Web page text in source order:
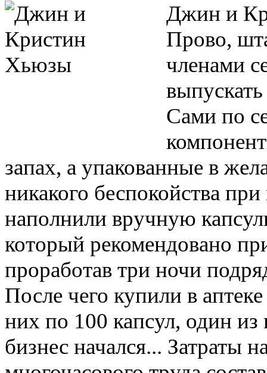
Джин и
Прово,
членами
Сами по
запах, а упакованные в
никакого беспокойства
наполнили вручную
который рекомендовано
проработав три ночи
После чего купили в
них по 100 капсул, один из
бизнес начался... Затраты